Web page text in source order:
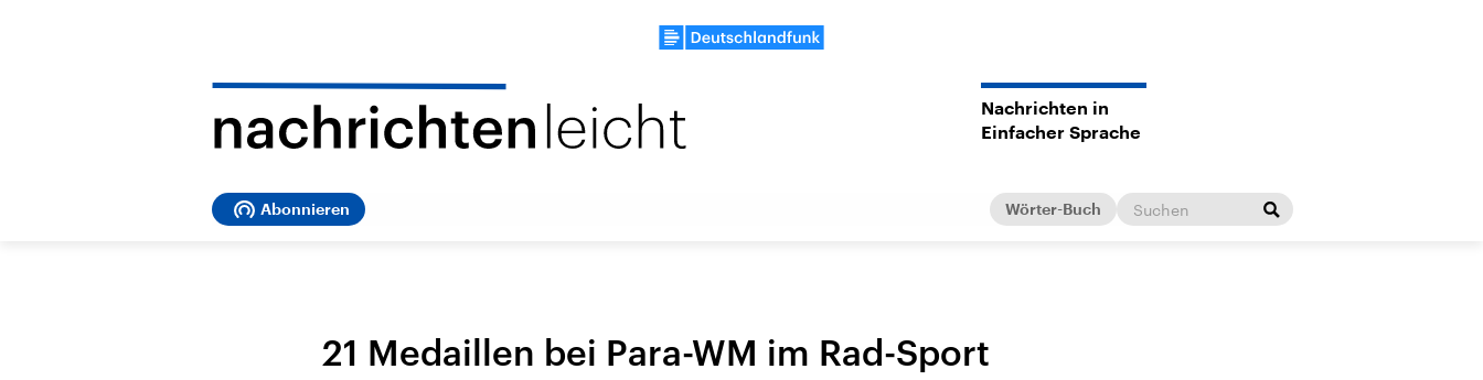
Nachrichten in
Einfacher Sprache
Abonnieren Wörter-Buch
21 Medaillen bei Para-WM im Rad-Sport